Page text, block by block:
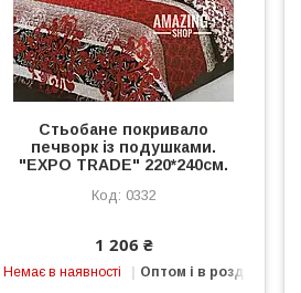
Стьобане покривало
печворк із подушками.
"EXPO TRADE" 220*240см.
0332
1 206 ₴
Немає в наявності Оптом і в роздріб